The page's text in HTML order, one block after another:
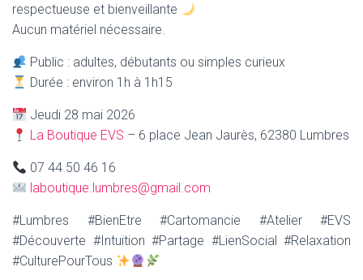
respectueuse et bienveillante
Aucun matériel nécessaire.
Public : adultes, débutants ou simples curieux
Durée : environ 1h à 1h15
Jeudi 28 mai 2026
La Boutique EVS – 6 place Jean Jaurès, 62380 Lumbres
07 44 50 46 16
laboutique.lumbres@gmail.com
#Lumbres #BienEtre #Cartomancie #Atelier #EVS
#Découverte #Intuition #Partage #LienSocial #Relaxation
#CulturePourTous